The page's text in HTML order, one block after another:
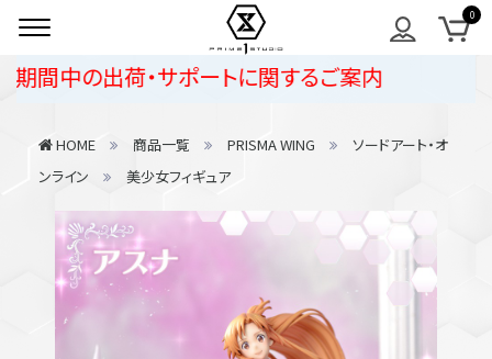
の出荷・サポートに関するご案内
HOME 商品一覧 PRISMA WING
ソードアート・オ
ンライン
美少女フィギュア